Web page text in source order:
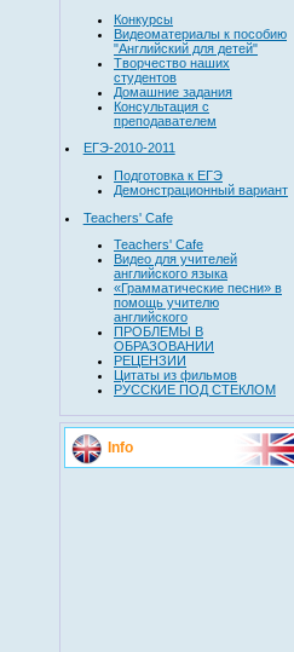
Конкурсы
Видеоматериалы к пособию
"Английский для детей"
Творчество наших
студентов
Домашние задания
Консультация с
преподавателем
ЕГЭ-2010-2011
Подготовка к ЕГЭ
Демонстрационный вариант
Teachers' Cafe
Teachers' Cafe
Видео для учителей
английского языка
«Грамматические песни» в
помощь учителю
английского
ПРОБЛЕМЫ В
ОБРАЗОВАНИИ
РЕЦЕНЗИИ
Цитаты из фильмов
РУССКИЕ ПОД СТЕКЛОМ
Info